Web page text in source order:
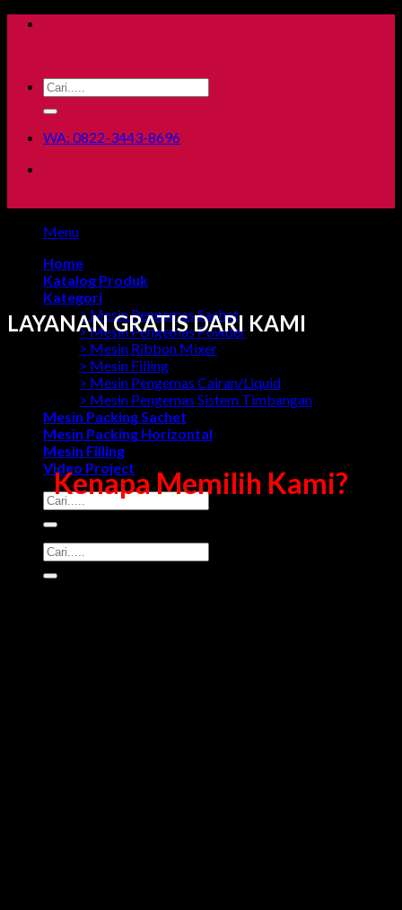
Skip
Search
for:
WA: 0822-3443-8696
Menu
Home
Katalog Produk
Kategori
> Mesin Pengemas Sachet
> Mesin Pengemas Powder
> Mesin Ribbon Mixer
> Mesin Filling
> Mesin Pengemas Cairan/Liquid
> Mesin Pengemas Sistem Timbangan
Mesin Packing Sachet
Mesin Packing Horizontal
Mesin Filling
Video Project
Search
for:
Search
for:
LAYANAN GRATIS DARI KAMI
Kenapa Memilih Kami?